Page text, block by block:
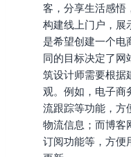
客，分享生活感悟
构建线上门户，展
是希望创建一个电
同的目标决定了网
筑设计师需要根据
观。例如，电子商
流跟踪等功能，方
物流信息；而博客
订阅功能等，方便